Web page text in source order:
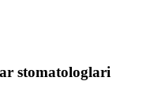
stomatologlari